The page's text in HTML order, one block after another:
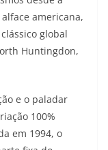
americana,
global
Huntingdon,
e o paladar
100%
em 1994, o